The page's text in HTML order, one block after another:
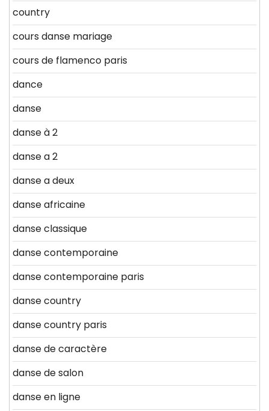
country
cours danse mariage
cours de flamenco paris
dance
danse
danse à 2
danse a 2
danse a deux
danse africaine
danse classique
danse contemporaine
danse contemporaine paris
danse country
danse country paris
danse de caractère
danse de salon
danse en ligne